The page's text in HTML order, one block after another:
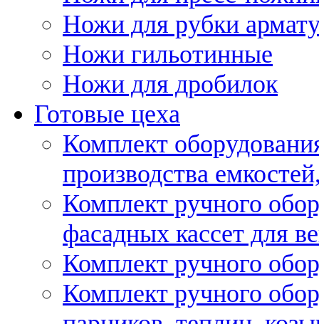
Ножи для рубки
Ножи гильотинные
Ножи для дробилок
Готовые цеха
Комплект
производства
Комплект ручного
фасадных кассет для
Комплект ручного
Комплект ручного